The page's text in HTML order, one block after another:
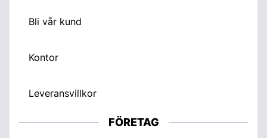
Bli vår kund
Kontor
Leveransvillkor
FÖRETAG